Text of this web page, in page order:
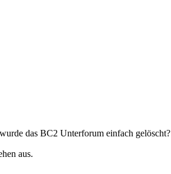
das BC2 Unterforum einfach gelöscht?
aus.